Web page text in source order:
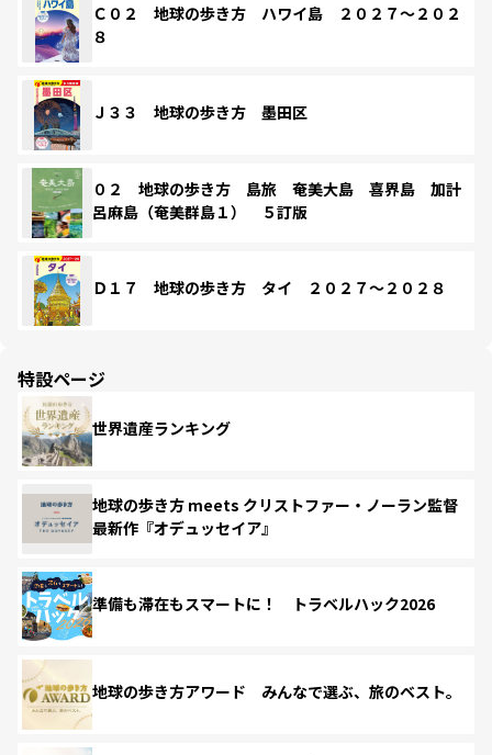
Ｃ０２ 地球の歩き方 ハワイ島 ２０２７～２０２
８
Ｊ３３ 地球の歩き方 墨田区
０２ 地球の歩き方 島旅 奄美大島 喜界島 加計
呂麻島（奄美群島１） ５訂版
Ｄ１７ 地球の歩き方 タイ ２０２７～２０２８
特設ページ
世界遺産ランキング
地球の歩き方 meets クリストファー・ノーラン監督
最新作『オデュッセイア』
準備も滞在もスマートに！ トラベルハック2026
地球の歩き方アワード みんなで選ぶ、旅のベスト。